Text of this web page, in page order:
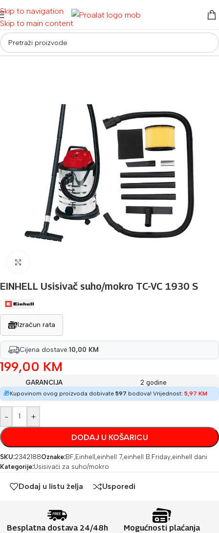
Skip to navigation
Skip to main content
Početna/ Usisivači/Usisivači za suho/mokro
EINHELL Usisivač suho/mokro TC-VC 1930 S
Izračun rata
Cijena dostave:10,00 KM
199,00 KM
GARANCIJA
2 godine
🎁Kupovinom ovog proizvoda dobivate 597 bodova! Vrijednost: 5,97 KM
- +
DODAJ U KOŠARICU
SKU:2342188Oznake:BF,Einhell ,einhell 7,einhell B.Friday,einhell dani
Kategorije:Usisivači za suho/mokro
Dodaj u listu želja Usporedi
Besplatna dostava 24/48h Mogućnosti plaćanja